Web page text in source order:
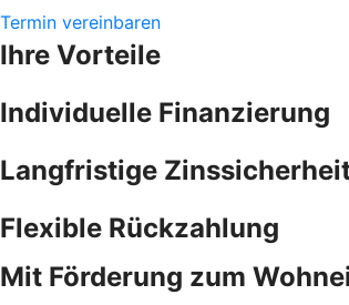
Termin vereinbaren
Ihre Vorteile
Individuelle Finanzierung
Langfristige
Flexible Rückzahlung
Mit Förderung zum